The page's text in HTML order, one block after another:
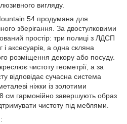
вигляду.
54 продумана для
зберігання. За двостулковими
простір: три полиці з ЛДСП
і аксесуарів, а одна скляна
розміщення декору або посуду.
чистоту геометрії, а за
відповідає сучасна система
ніжки із золотими
см гармонійно завершують образ
чистоту під меблями.